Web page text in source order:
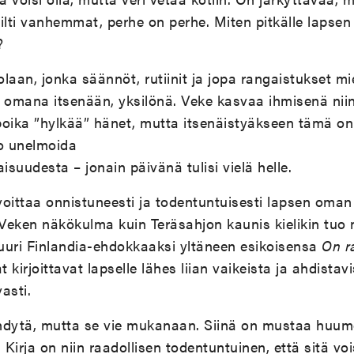
vanhemmat, perhe on perhe. Miten pitkälle
jonka säännöt, rutiinit ja jopa rangaistukset
itsenään, yksilönä. Veke kasvaa ihmisenä
”hylkää” hänet, mutta itsenäistyäkseen tämä
unelmoida
– jonain päivänä tulisi vielä helle.
onnistuneesti ja todentuntuisesti lapsen
näkökulma kuin Teräsahjon kaunis kielikin tuo
Finlandia-ehdokkaaksi yltäneen esikoisensa On
kirjoittavat lapselle lähes liian vaikeista ja
mutta se vie mukanaan. Siinä on mustaa
Kirja on niin raadollisen todentuntuinen, että sitä